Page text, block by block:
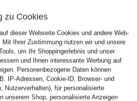
zu Cookies
dieser Webseite Cookies und andere Web-
Mit Ihrer Zustimmung nutzen wir und unsere
um Ihr Shoppingerlebnis und unser
und Ihnen interessante Werbung auf
Personenbezogene Daten können
IP-Adressen, Cookie-ID, Browser- und
Nutzerverhalten), für personalisierte
unserem Shop, personalisierte Anzeigen